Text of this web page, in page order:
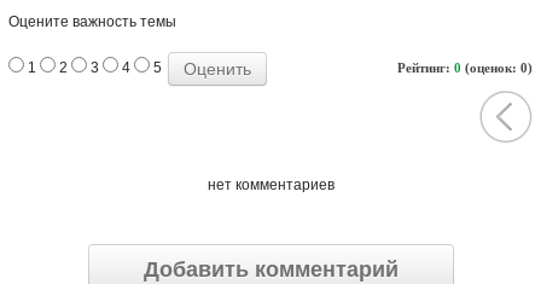
Оцените важность темы
Рейтинг: 0 (оценок: 0)
1 2 3 4 5
нет комментариев
Добавить комментарий